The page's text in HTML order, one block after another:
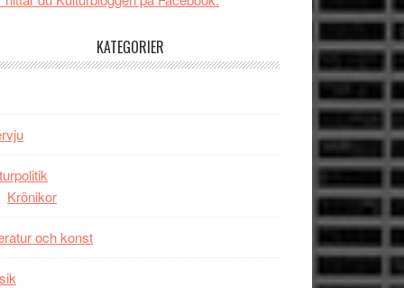
tv4
kan
KATEGORIER
Krönikor
och konst